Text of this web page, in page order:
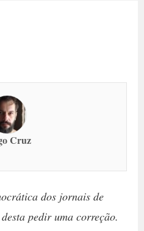
Cruz
dos jornais de
pedir uma correção.